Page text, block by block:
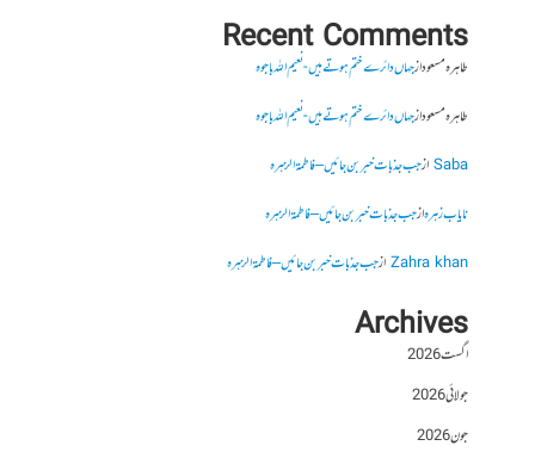
Recent Comments
طاہرہ مسعودازجہاں دائرے ختم ہوتے ہیں- نعیم اللہ باجوہ
طاہرہ مسعودازجہاں دائرے ختم ہوتے ہیں- نعیم اللہ باجوہ
Sabaازجب جذبات خبر بن جائیں – فاطمۃالزہرہ
نایاب زہرہازجب جذبات خبر بن جائیں – فاطمۃالزہرہ
Zahra khanازجب جذبات خبر بن جائیں – فاطمۃالزہرہ
Archives
اگست 2026
جولائی 2026
جون 2026